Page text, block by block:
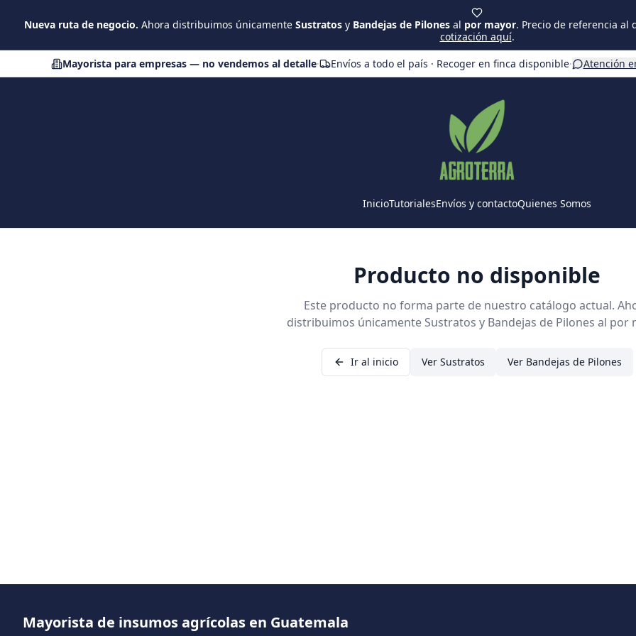
Nueva ruta de negocio. Ahora distribuimos únicamente Sustratos y Bandejas de Pilones al por mayor. Precio de referencia al
cotización aquí.
Mayorista para empresas — no vendemos al detalle· Envíos a todo el país · Recoger en finca disponible· Atención
InicioTutorialesEnvíos y contactoQuienes Somos
Producto no disponible
Este producto no forma parte de nuestro catálogo actual.
distribuimos únicamente Sustratos y Bandejas de Pilones al por
Ir al inicio Ver Sustratos Ver Bandejas de Pilones
Mayorista de insumos agrícolas en Guatemala